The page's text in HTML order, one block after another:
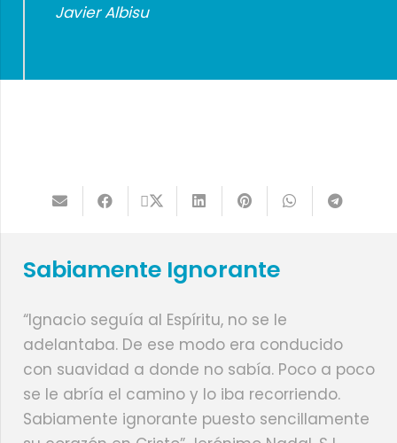
Javier Albisu
Sabiamente Ignorante
“Ignacio seguía al Espíritu, no se le
adelantaba. De ese modo era conducido
con suavidad a donde no sabía. Poco a poco
se le abría el camino y lo iba recorriendo.
Sabiamente ignorante puesto sencillamente